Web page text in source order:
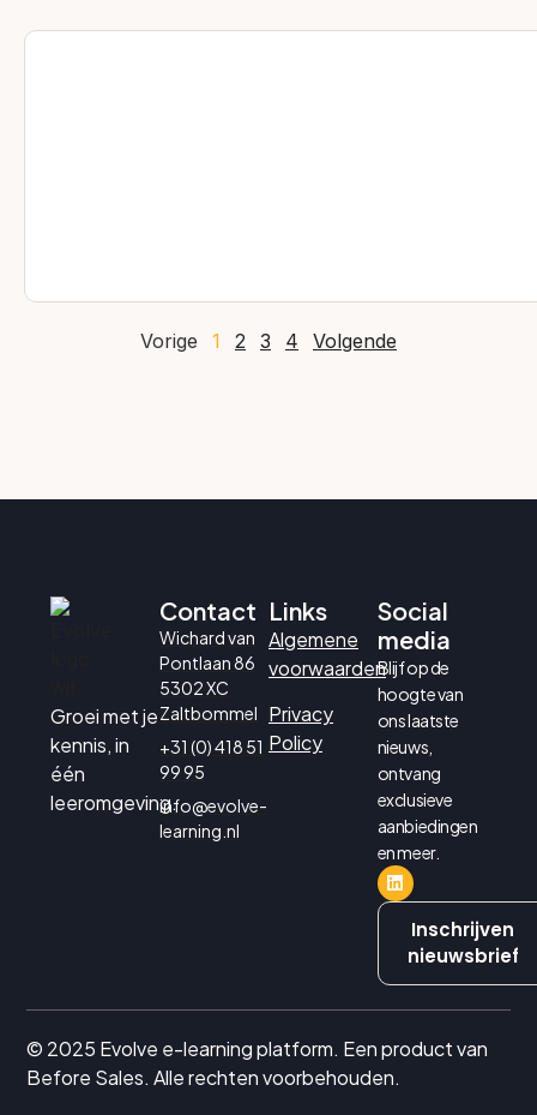
Vorige 1 2 3 4 Volgende
Groei met je
kennis, in
één
leeromgeving.
Contact
Wichard van
Pontlaan 86
5302 XC
Zaltbommel
+31 (0) 418 51
99 95
info@evolve-
learning.nl
Links
Algemene
voorwaarden
Privacy
Policy
Social
media
Blijf op de
hoogte van
ons laatste
nieuws,
ontvang
exclusieve
aanbiedingen
en meer.
Inschrijven
nieuwsbrief
© 2025 Evolve e-learning platform. Een product van
Before Sales. Alle rechten voorbehouden.